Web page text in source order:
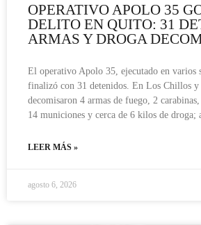
OPERATIVO APOLO 35
DELITO EN QUITO: 31
ARMAS Y DROGA
El operativo Apolo 35, ejecutado en varios
finalizó con 31 detenidos. En Los Chillos y
decomisaron 4 armas de fuego, 2 carabinas,
14 municiones y cerca de 6 kilos de droga;
LEER MÁS »
agosto 6, 2026